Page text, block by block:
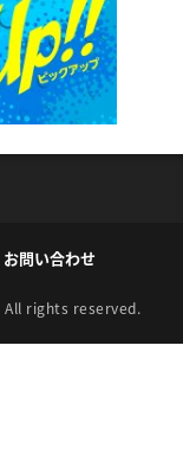
お問い合わせ
All rights reserved.